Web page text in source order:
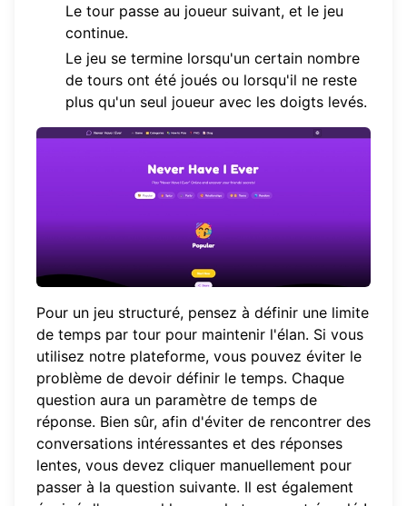
Le tour passe au joueur suivant, et le jeu
continue.
Le jeu se termine lorsqu'un certain nombre
de tours ont été joués ou lorsqu'il ne reste
plus qu'un seul joueur avec les doigts levés.
Pour un jeu structuré, pensez à définir une limite
de temps par tour pour maintenir l'élan. Si vous
utilisez notre plateforme, vous pouvez éviter le
problème de devoir définir le temps. Chaque
question aura un paramètre de temps de
réponse. Bien sûr, afin d'éviter de rencontrer des
conversations intéressantes et des réponses
lentes, vous devez cliquer manuellement pour
passer à la question suivante. Il est également